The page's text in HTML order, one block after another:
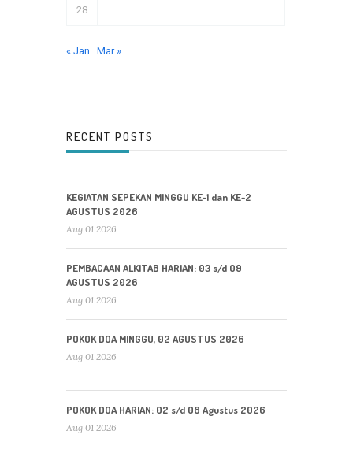
28
« Jan Mar »
RECENT POSTS
KEGIATAN SEPEKAN MINGGU KE-1 dan KE-2
AGUSTUS 2026
Aug 01 2026
PEMBACAAN ALKITAB HARIAN: 03 s/d 09
AGUSTUS 2026
Aug 01 2026
POKOK DOA MINGGU, 02 AGUSTUS 2026
Aug 01 2026
POKOK DOA HARIAN: 02 s/d 08 Agustus 2026
Aug 01 2026